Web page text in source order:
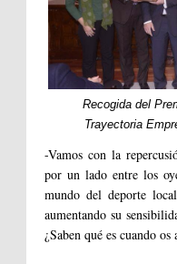
Recogida del
Trayectoria
-Vamos con la
por un lado entre los
mundo del deporte
aumentando su
¿Saben qué es cuando os